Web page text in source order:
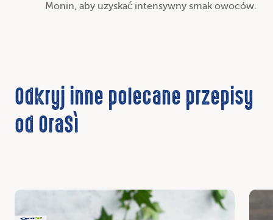
Monin, aby uzyskać intensywny smak owoców.
Odkryj inne polecane przepisy
od OraSì
Odkryj